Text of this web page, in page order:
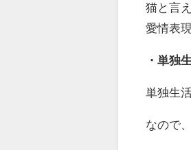
猫と言
愛情表
・単独
単独生
なので